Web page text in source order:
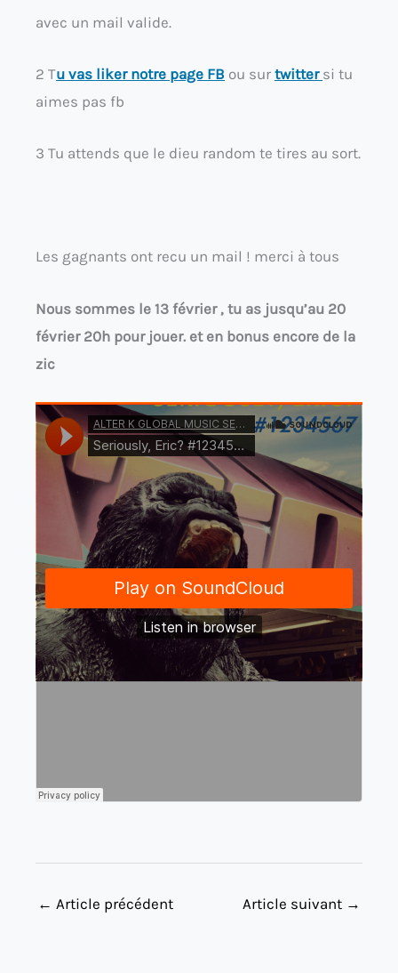
avec un mail valide.
2 Tu vas liker notre page FB ou sur twitter si tu
aimes pas fb
3 Tu attends que le dieu random te tires au sort.
Les gagnants ont recu un mail ! merci à tous
Nous sommes le 13 février , tu as jusqu’au 20
février 20h pour jouer. et en bonus encore de la
zic
← Article précédent Article suivant →